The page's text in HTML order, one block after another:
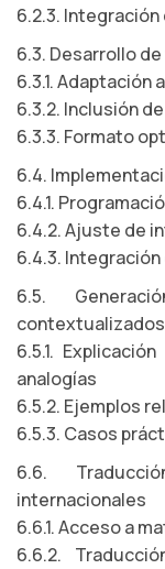
6.2.3.
6.3. Desarrollo
6.3.1.
6.3.2. Inclusión
6.3.3. Formato
6.4.
6.4.1.
6.4.2. Ajuste de
6.4.3.
6.5.
contextualizados
6.5.1.
analogías
6.5.2. Ejemplos
6.5.3. Casos
6.6.
internacionales
6.6.1. Acceso a
6.6.2.